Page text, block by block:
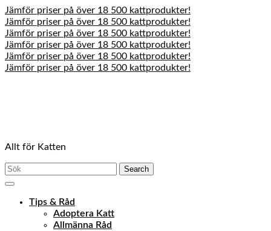
Jämför priser på över 18 500 kattprodukter!
Jämför priser på över 18 500 kattprodukter!
Jämför priser på över 18 500 kattprodukter!
Jämför priser på över 18 500 kattprodukter!
Jämför priser på över 18 500 kattprodukter!
Jämför priser på över 18 500 kattprodukter!
Allt för Katten
Search
Open
Tips & Råd
Adoptera Katt
Allmänna Råd